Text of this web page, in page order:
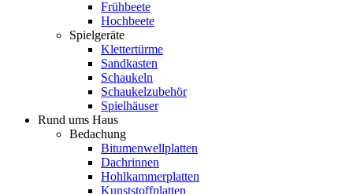
Frühbeete
Hochbeete
Spielgeräte
Klettertürme
Sandkasten
Schaukeln
Schaukelzubehör
Spielhäuser
Rund ums Haus
Bedachung
Bitumenwellplatten
Dachrinnen
Hohlkammerplatten
Kunststoffplatten